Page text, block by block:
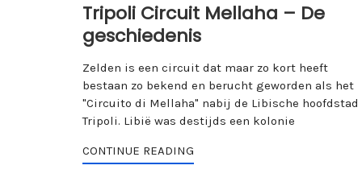
Tripoli Circuit Mellaha – De
geschiedenis
Zelden is een circuit dat maar zo kort heeft
bestaan zo bekend en berucht geworden als het
"Circuito di Mellaha" nabij de Libische hoofdstad
Tripoli. Libië was destijds een kolonie
CONTINUE READING